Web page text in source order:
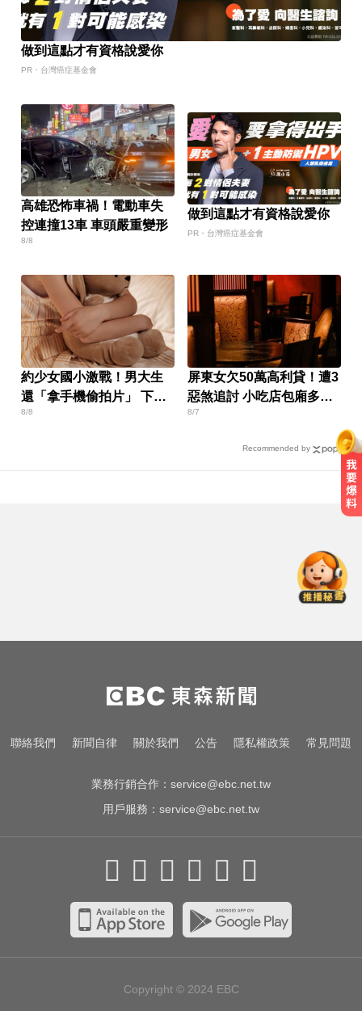
做到這點才有資格說愛你
PR・台灣癌症基金會
高雄恐怖車禍！電動車失
控連撞13車 車頭嚴重變形
8/8
做到這點才有資格說愛你
PR・台灣癌症基金會
約少女國小激戰！男大生
還「拿手機偷拍片」 下場
慘了
8/8
屏東女欠50萬高利貸！遭3
惡煞追討 小吃店包廂多次
性侵
8/7
Recommended by
慘遭性侵2次
愛玩車／北極星新車 275匹馬力媲
美性能房車
喝牛奶狂拉？醫曝乳糖不耐補鈣救
聯絡我們 新聞自律 關於我們 公告 隱私權政策 常見問題
業務行銷合作： service@ebc.net.tw
用戶服務： service@ebc.net.tw
Copyright © 2024 EBC